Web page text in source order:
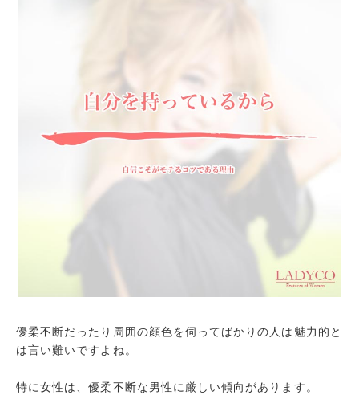
優柔不断だったり周囲の顔色を伺ってばかりの人は魅力的と
は言い難いですよね。
特に女性は、優柔不断な男性に厳しい傾向があります。